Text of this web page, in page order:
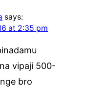
says:
at 2:35 pm
vipaji 500-
bro